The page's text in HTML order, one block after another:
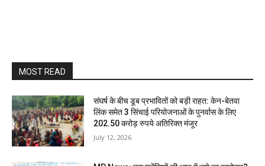
MOST READ
संघर्ष के बीच डूब प्रभावितों को बड़ी राहत: केन-बेतवा
लिंक समेत 3 सिंचाई परियोजनाओं के पुनर्वास के लिए
202.50 करोड़ रुपये अतिरिक्त मंजूर
July 12, 2026